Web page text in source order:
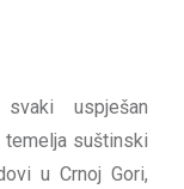
uspješan
suštinski
u Crnoj Gori,